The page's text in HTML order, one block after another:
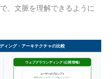
、文脈を理解できるように